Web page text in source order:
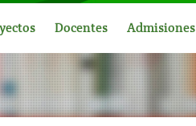
Docentes Admisiones